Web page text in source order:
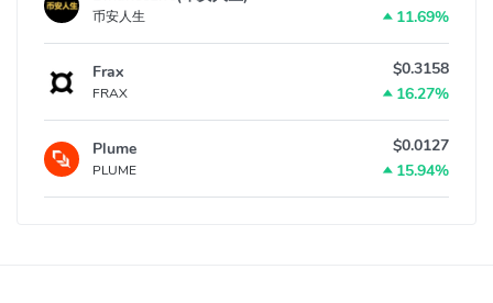
币安人生
11.69%
Frax
FRAX
$0.3158
16.27%
Plume
PLUME
$0.0127
15.94%